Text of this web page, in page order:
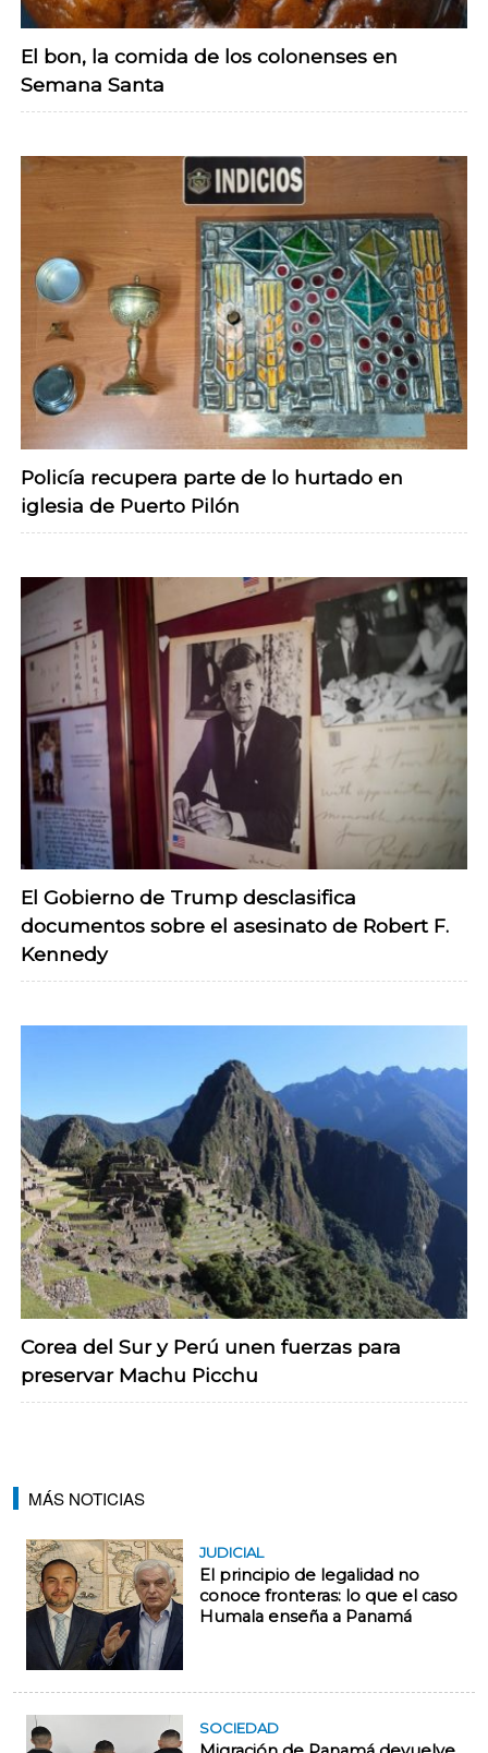
El bon, la comida de los colonenses en
Semana Santa
Policía recupera parte de lo hurtado en
iglesia de Puerto Pilón
El Gobierno de Trump desclasifica
documentos sobre el asesinato de Robert F.
Kennedy
Corea del Sur y Perú unen fuerzas para
preservar Machu Picchu
MÁS NOTICIAS
JUDICIAL
El principio de legalidad no
conoce fronteras: lo que el caso
Humala enseña a Panamá
SOCIEDAD